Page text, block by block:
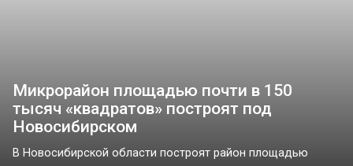
Микрорайон площадью почти в 150
тысяч «квадратов» построят под
Новосибирском
В Новосибирской области построят район площадью